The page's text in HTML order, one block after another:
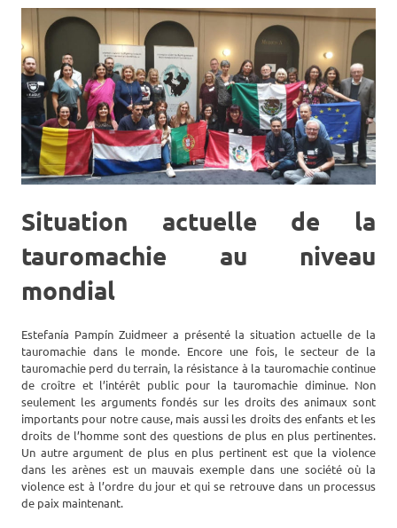
Situation actuelle de la
tauromachie au niveau
mondial
Estefanía Pampín Zuidmeer a présenté la situation actuelle de la
tauromachie dans le monde. Encore une fois, le secteur de la
tauromachie perd du terrain, la résistance à la tauromachie continue
de croître et l’intérêt public pour la tauromachie diminue. Non
seulement les arguments fondés sur les droits des animaux sont
importants pour notre cause, mais aussi les droits des enfants et les
droits de l’homme sont des questions de plus en plus pertinentes.
Un autre argument de plus en plus pertinent est que la violence
dans les arènes est un mauvais exemple dans une société où la
violence est à l’ordre du jour et qui se retrouve dans un processus
de paix maintenant.